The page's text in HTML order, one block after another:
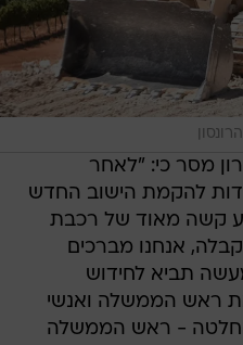
מסר כי: "לאחר
להקמת הישוב החדש
קשה מאוד של רכבת
אנחנו מברכים
תביא לחידוש
ראש הממשלה ואנשי
- ראש הממשלה